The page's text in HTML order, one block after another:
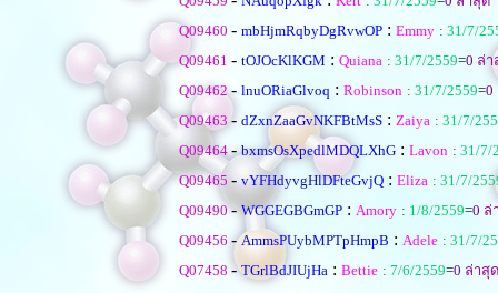
Q09460 - mbHjmRqbyDgRvwOP : Emmy : 31/7/
Q09461 - tOJOcKlKGM : Quiana : 31/7/2559=0 ล่า
Q09462- lnuORiaGlvoq : Robinson : 31/7/2559=0
Q09463 - dZxnZaaGvNKFBtMsS : Zaiya : 31/7/
Q09464-bxmsOsXpedlMDQLXhG : Lavon : 31/7/
Q09465 - vYFHdyvgHlDFteGvjQ : Eliza : 31/7/
Q09490-WGGEGBGmGP : Amory : 1/8/2559=0 ล่
Q09456 -AmmsPUybMPTpHmpB : Adele : 31/7/
Q07458 -TGrlBdJIUjHa : Bettie : 7/6/2559=0 ล่าสุด